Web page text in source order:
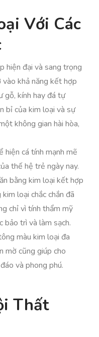
Với Các
hiện đại và sang trọng
vào khả năng kết hợp
gỗ, kính hay đá tự
bỉ của kim loại và sự
không gian hài hòa,
hiện cá tính mạnh mẽ
thế hệ trẻ ngày nay.
bằng kim loại kết hợp
loại chắc chắn đã
chỉ vì tính thẩm mỹ
bảo trì và làm sạch.
màu kim loại đa
mờ cũng giúp cho
và phong phú.
Thất